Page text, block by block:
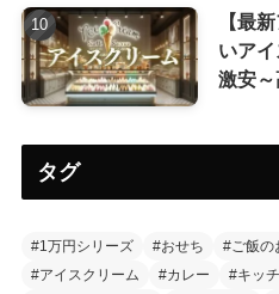
【最
いア
激安～
タグ
#1万円シリーズ #おせち #ご飯の
#アイスクリーム
#カレー #キッ